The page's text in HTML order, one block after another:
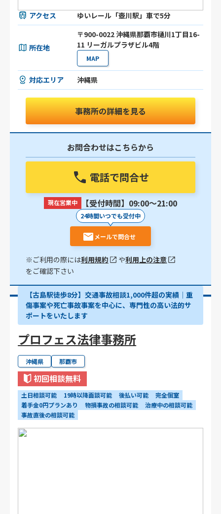
アクセス ゆいレール「壺川駅」車で5分
所在地
〒900-0022 沖縄県那覇市樋川1丁目16-
11 リーガルプラザビル4階
MAP
対応エリア 沖縄県
事務所の詳細を見る
お問合わせはこちらから
電話で問合せ
現在営業中 【受付時間】09:00〜21:00
24時間いつでも受付中
メールで問合せ
※ご利用の際には利用規約 や利用上の注意
をご確認下さい
【古島駅徒歩8分】交通事故相談1,000件超の実績│重
傷事案や死亡事故事案を中心に、専門性の高い法的サ
ポートをいたします
プロフェス法律事務所
沖縄県 那覇市
初回相談無料
土日相談可能 19時以降面談可能 後払い可能
完全個室
着手金0円プランあり
物損事故の相談可能
治療中の相談可能
事故直後の相談可能